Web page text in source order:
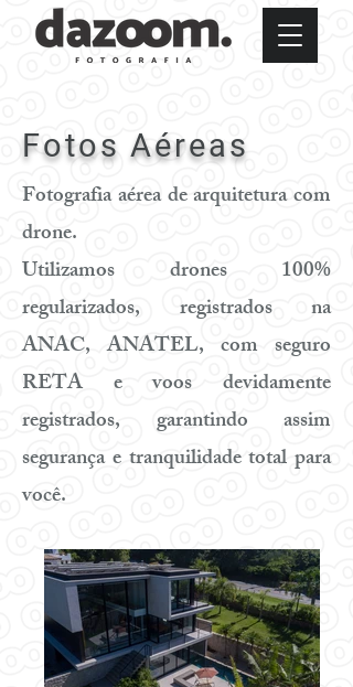
Fotos Aéreas
Fotografia aérea de arquitetura com
drone.
Utilizamos drones 100%
regularizados, registrados na
ANAC, ANATEL, com seguro
RETA e voos devidamente
registrados, garantindo assim
segurança e tranquilidade total para
você.